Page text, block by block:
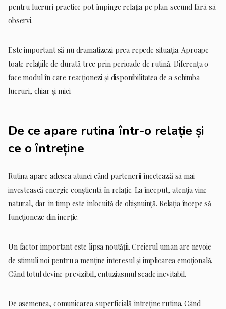
pentru lucruri practice pot împinge relația pe plan secund fără să
observi.
Este important să nu dramatizezi prea repede situația. Aproape
toate relațiile de durată trec prin perioade de rutină. Diferența o
face modul în care reacționezi și disponibilitatea de a schimba
lucruri, chiar și mici.
De ce apare rutina într-o relație și
ce o întreține
Rutina apare adesea atunci când partenerii încetează să mai
investească energie conștientă în relație. La început, atenția vine
natural, dar în timp este înlocuită de obișnuință. Relația începe să
funcționeze din inerție.
Un factor important este lipsa noutății. Creierul uman are nevoie
de stimuli noi pentru a menține interesul și implicarea emoțională.
Când totul devine previzibil, entuziasmul scade inevitabil.
De asemenea, comunicarea superficială întreține rutina. Când